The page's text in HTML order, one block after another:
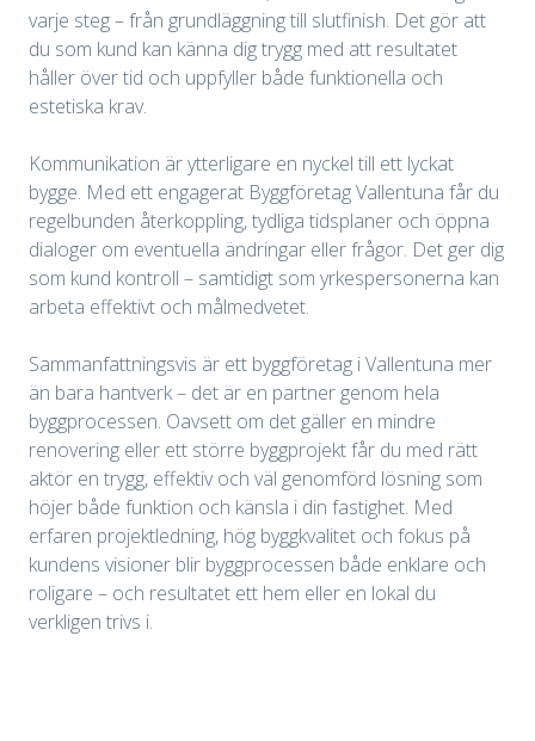
varje steg – från grundläggning till slutfinish. Det gör att
du som kund kan känna dig trygg med att resultatet
håller över tid och uppfyller både funktionella och
estetiska krav.
Kommunikation är ytterligare en nyckel till ett lyckat
bygge. Med ett engagerat Byggföretag Vallentuna får du
regelbunden återkoppling, tydliga tidsplaner och öppna
dialoger om eventuella ändringar eller frågor. Det ger dig
som kund kontroll – samtidigt som yrkespersonerna kan
arbeta effektivt och målmedvetet.
Sammanfattningsvis är ett byggföretag i Vallentuna mer
än bara hantverk – det är en partner genom hela
byggprocessen. Oavsett om det gäller en mindre
renovering eller ett större byggprojekt får du med rätt
aktör en trygg, effektiv och väl genomförd lösning som
höjer både funktion och känsla i din fastighet. Med
erfaren projektledning, hög byggkvalitet och fokus på
kundens visioner blir byggprocessen både enklare och
roligare – och resultatet ett hem eller en lokal du
verkligen trivs i.